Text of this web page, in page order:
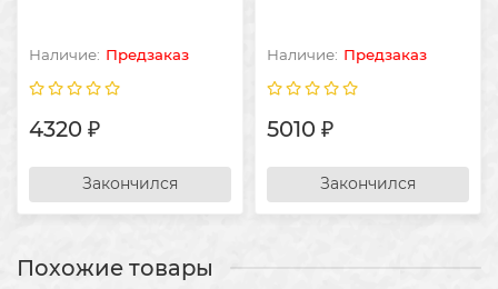
Предзаказ
4320 ₽
Закончился
Предзаказ
5010 ₽
Закончился
Похожие товары